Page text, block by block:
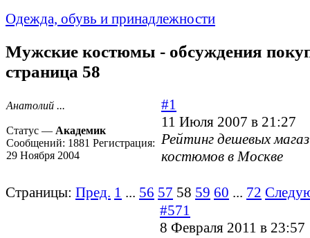
Одежда, обувь и принадлежности
Мужские костюмы - обсуждения
страница 58
Анатолий ...
Статус — Академик
Сообщений: 1881 Регистрация:
29 Ноября 2004
#1
11 Июля 2007 в 21:27
Рейтинг дешевых
костюмов в Москве
Страницы: Пред. 1 ... 56 57 58 59 60 ... 72
#571
8 Февраля 2011 в 23:57